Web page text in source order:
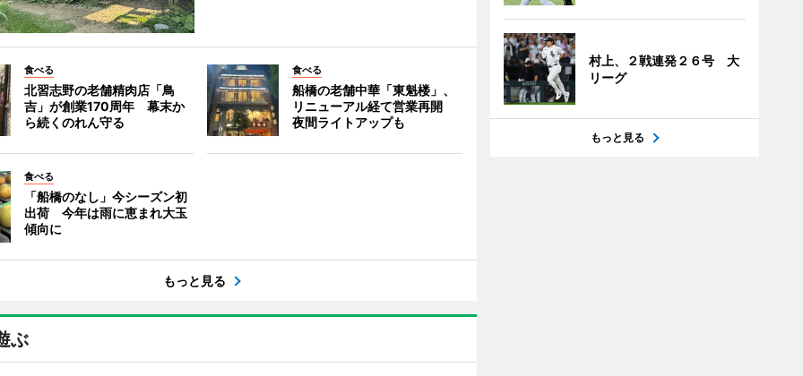
食べる
北習志野の老舗精肉店「鳥
吉」が創業170周年 幕末か
ら続くのれん守る
食べる
船橋の老舗中華「東魁楼」、
リニューアル経て営業再開
夜間ライトアップも
食べる
「船橋のなし」今シーズン初
出荷 今年は雨に恵まれ大玉
傾向に
もっと見る
ぶ
村上、２戦連発２６号 大
リーグ
もっと見る